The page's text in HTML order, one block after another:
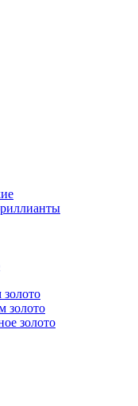
золото
золото